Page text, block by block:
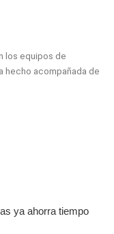
los equipos de
hecho acompañada de
ya ahorra tiempo